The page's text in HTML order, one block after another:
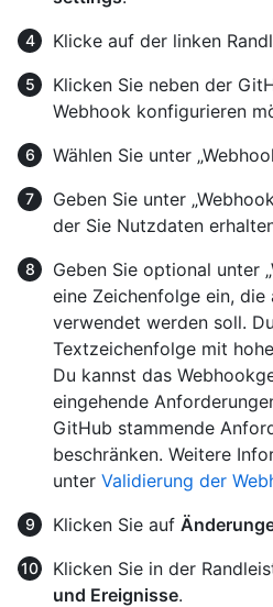
Klicke auf der linken
Klicken Sie neben der
Webhook konfigurieren
Wählen Sie unter
Geben Sie unter
der Sie Nutzdaten
Geben Sie optional unter
eine Zeichenfolge ein, die
verwendet werden soll.
Textzeichenfolge mit
Du kannst das
eingehende
GitHub stammende
beschränken. Weitere
unter Validierung der
Klicken Sie auf
Klicken Sie in der
und Ereignisse.